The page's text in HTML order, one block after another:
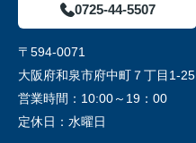
0725-44-5507
〒594-0071
大阪府和泉市府中町７丁目1-25
営業時間： 10:00～19：00
定休日： 水曜日